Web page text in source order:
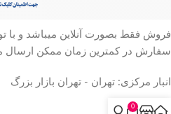
فروش فقط بصورت آنلاین میباشد و با
سفارش در کمترین زمان ممکن ارسال
انبار مرکزی: تهران - تهران بازار بزرگ
0